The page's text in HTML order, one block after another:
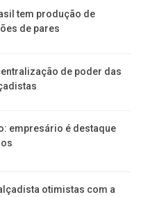
tem produção de
de pares
de poder das
empresário é destaque
otimistas com a